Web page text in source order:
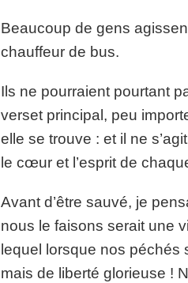
Beaucoup de gens
chauffeur de bus.
Ils ne pourraient pourtant
verset principal, peu
elle se trouve : et il ne
le cœur et l’esprit de
Avant d’être sauvé, je
nous le faisons serait une
lequel lorsque nos péchés
mais de liberté glorieuse !